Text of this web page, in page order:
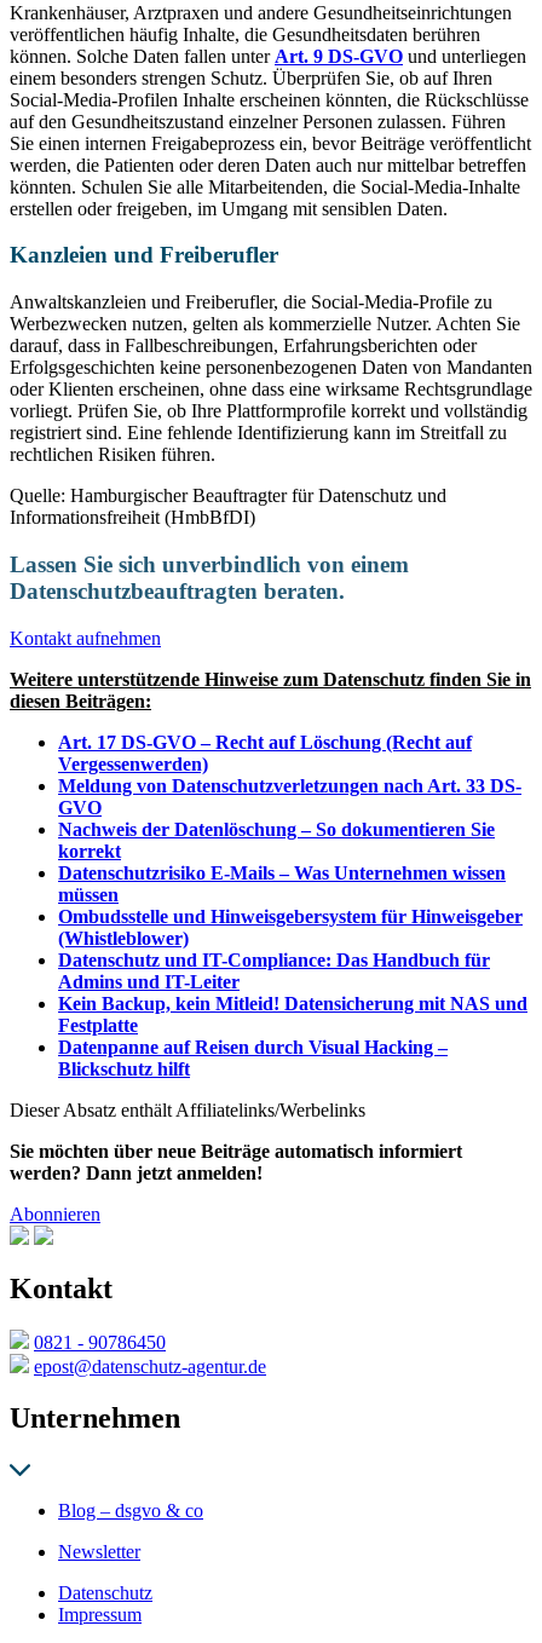
Krankenhäuser, Arztpraxen und andere Gesundheitseinrichtungen
veröffentlichen häufig Inhalte, die Gesundheitsdaten berühren
können. Solche Daten fallen unter Art. 9 DS-GVO und unterliegen
einem besonders strengen Schutz. Überprüfen Sie, ob auf Ihren
Social-Media-Profilen Inhalte erscheinen könnten, die Rückschlüsse
auf den Gesundheitszustand einzelner Personen zulassen. Führen
Sie einen internen Freigabeprozess ein, bevor Beiträge veröffentlicht
werden, die Patienten oder deren Daten auch nur mittelbar betreffen
könnten. Schulen Sie alle Mitarbeitenden, die Social-Media-Inhalte
erstellen oder freigeben, im Umgang mit sensiblen Daten.
Kanzleien und Freiberufler
Anwaltskanzleien und Freiberufler, die Social-Media-Profile zu
Werbezwecken nutzen, gelten als kommerzielle Nutzer. Achten Sie
darauf, dass in Fallbeschreibungen, Erfahrungsberichten oder
Erfolgsgeschichten keine personenbezogenen Daten von Mandanten
oder Klienten erscheinen, ohne dass eine wirksame Rechtsgrundlage
vorliegt. Prüfen Sie, ob Ihre Plattformprofile korrekt und vollständig
registriert sind. Eine fehlende Identifizierung kann im Streitfall zu
rechtlichen Risiken führen.
Quelle: Hamburgischer Beauftragter für Datenschutz und
Informationsfreiheit (HmbBfDI)
Lassen Sie sich unverbindlich von einem
Datenschutzbeauftragten beraten.
Kontakt aufnehmen
Weitere unterstützende Hinweise zum Datenschutz finden Sie in
diesen Beiträgen:
Art. 17 DS-GVO – Recht auf Löschung (Recht auf
Vergessenwerden)
Meldung von Datenschutzverletzungen nach Art. 33 DS-
GVO
Nachweis der Datenlöschung – So dokumentieren Sie
korrekt
Datenschutzrisiko E-Mails – Was Unternehmen wissen
müssen
Ombudsstelle und Hinweisgebersystem für Hinweisgeber
(Whistleblower)
Datenschutz und IT-Compliance: Das Handbuch für
Admins und IT-Leiter
Kein Backup, kein Mitleid! Datensicherung mit NAS und
Festplatte
Datenpanne auf Reisen durch Visual Hacking –
Blickschutz hilft
Dieser Absatz enthält Affiliatelinks/Werbelinks
Sie möchten über neue Beiträge automatisch informiert
werden? Dann jetzt anmelden!
Abonnieren
Kontakt
0821 - 90786450
epost@datenschutz-agentur.de
Unternehmen
Blog – dsgvo & co
Newsletter
Datenschutz
Impressum